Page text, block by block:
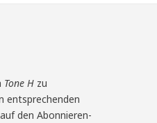
Tone H zu
entsprechenden
den Abonnieren-